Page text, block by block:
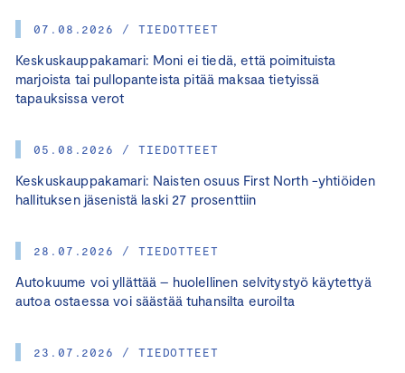
07.08.2026 / TIEDOTTEET
Keskuskauppakamari: Moni ei tiedä, että poimituista
marjoista tai pullopanteista pitää maksaa tietyissä
tapauksissa verot
05.08.2026 / TIEDOTTEET
Keskuskauppakamari: Naisten osuus First North -yhtiöiden
hallituksen jäsenistä laski 27 prosenttiin
28.07.2026 / TIEDOTTEET
Autokuume voi yllättää – huolellinen selvitystyö käytettyä
autoa ostaessa voi säästää tuhansilta euroilta
23.07.2026 / TIEDOTTEET